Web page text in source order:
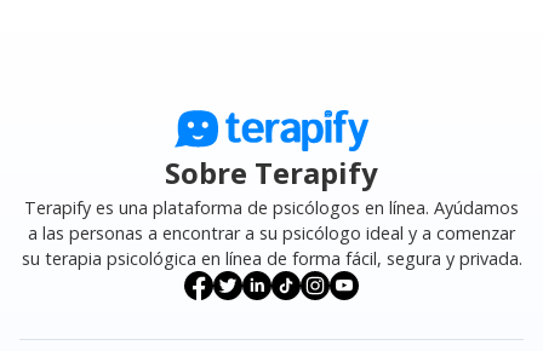
Sobre Terapify
Terapify es una plataforma de psicólogos en línea. Ayúdamos
a las personas a encontrar a su psicólogo ideal y a comenzar
su terapia psicológica en línea de forma fácil, segura y privada.